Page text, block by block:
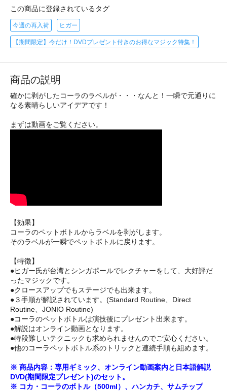
この商品に登録されているタグ
今週の再入荷 ヒガー
【期間限定】今だけ！DVDプレゼント付きのお得なマジック特集！
商品の説明
確かに剥がしたコーラのラベルが・・・なんと！一瞬で元通りに
なる素晴らしいアイデアです！
まずは動画をご覧ください。
【効果】
コーラのペットボトルからラベルを剥がします。
そのラベルが一瞬でペットボトルに戻ります。
【特徴】
●ヒガー氏が台湾とシンガポールでレクチャーをして、大好評だ
ったマジックです。
●クロースアップでもステージでも出来ます。
●３手順が解説されています。(Standard Routine、Direct
Routine、JONIO Routine)
●コーラのペットボトルは演技後にプレゼント出来ます。
●解説はオンライン動画となります。
●特段難しいテクニックも求められませんのでご安心ください。
●他のコーラペットボトル系のトリックと連続手順も組めます。
※ 商品内容：専用ギミック、オンライン動画案内と日本語解説
DVD(期間限定プレゼント)のセット。
※ コカ・コーラのボトル（500ml）、ハンカチ、サムチップ